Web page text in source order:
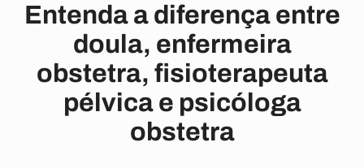
Entenda a diferença entre
doula, enfermeira
obstetra, fisioterapeuta
pélvica e psicóloga
obstetra